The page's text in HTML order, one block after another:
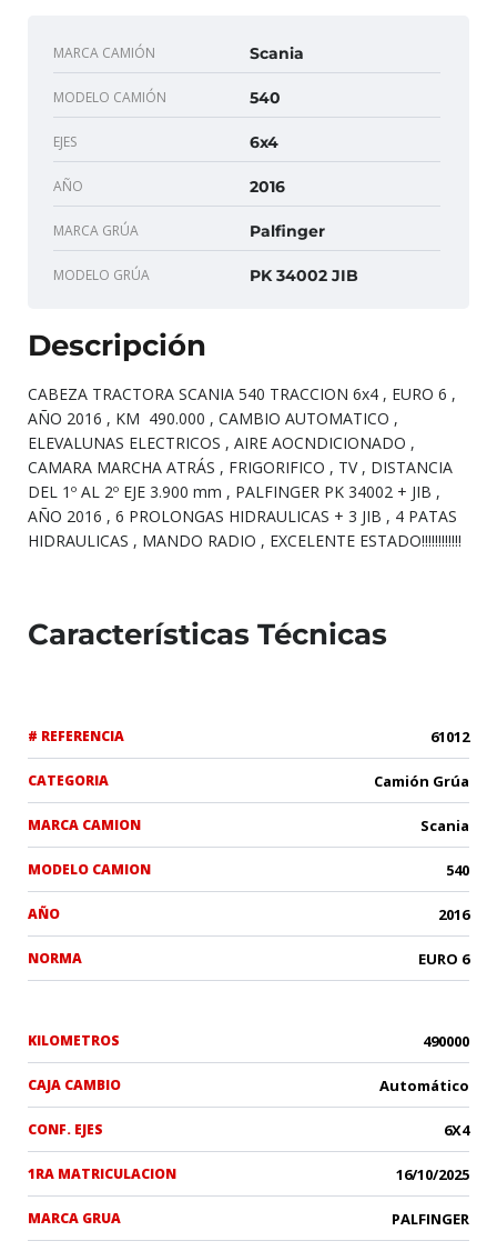
MARCA CAMIÓN Scania
MODELO CAMIÓN 540
EJES 6x4
AÑO 2016
MARCA GRÚA Palfinger
MODELO GRÚA PK 34002 JIB
Descripción
CABEZA TRACTORA SCANIA 540 TRACCION 6x4 , EURO 6 ,
AÑO 2016 , KM 490.000 , CAMBIO AUTOMATICO ,
ELEVALUNAS ELECTRICOS , AIRE AOCNDICIONADO ,
CAMARA MARCHA ATRÁS , FRIGORIFICO , TV , DISTANCIA
DEL 1º AL 2º EJE 3.900 mm , PALFINGER PK 34002 + JIB ,
AÑO 2016 , 6 PROLONGAS HIDRAULICAS + 3 JIB , 4 PATAS
HIDRAULICAS , MANDO RADIO , EXCELENTE ESTADO!!!!!!!!!!!!
Características Técnicas
# REFERENCIA 61012
CATEGORIA Camión Grúa
MARCA CAMION Scania
MODELO CAMION 540
AÑO 2016
NORMA EURO 6
KILOMETROS 490000
CAJA CAMBIO Automático
CONF. EJES 6X4
1RA MATRICULACION 16/10/2025
MARCA GRUA PALFINGER